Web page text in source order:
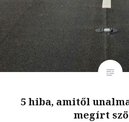
5 hiba, amitől
megírt